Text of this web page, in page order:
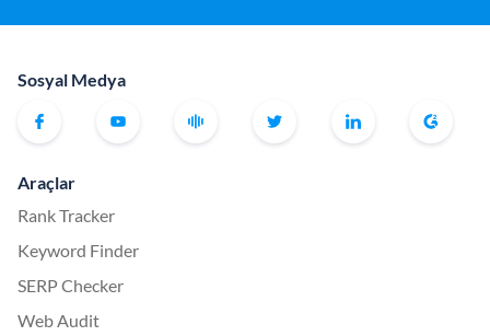
Sosyal Medya
Araçlar
Rank Tracker
Keyword Finder
SERP Checker
Web Audit